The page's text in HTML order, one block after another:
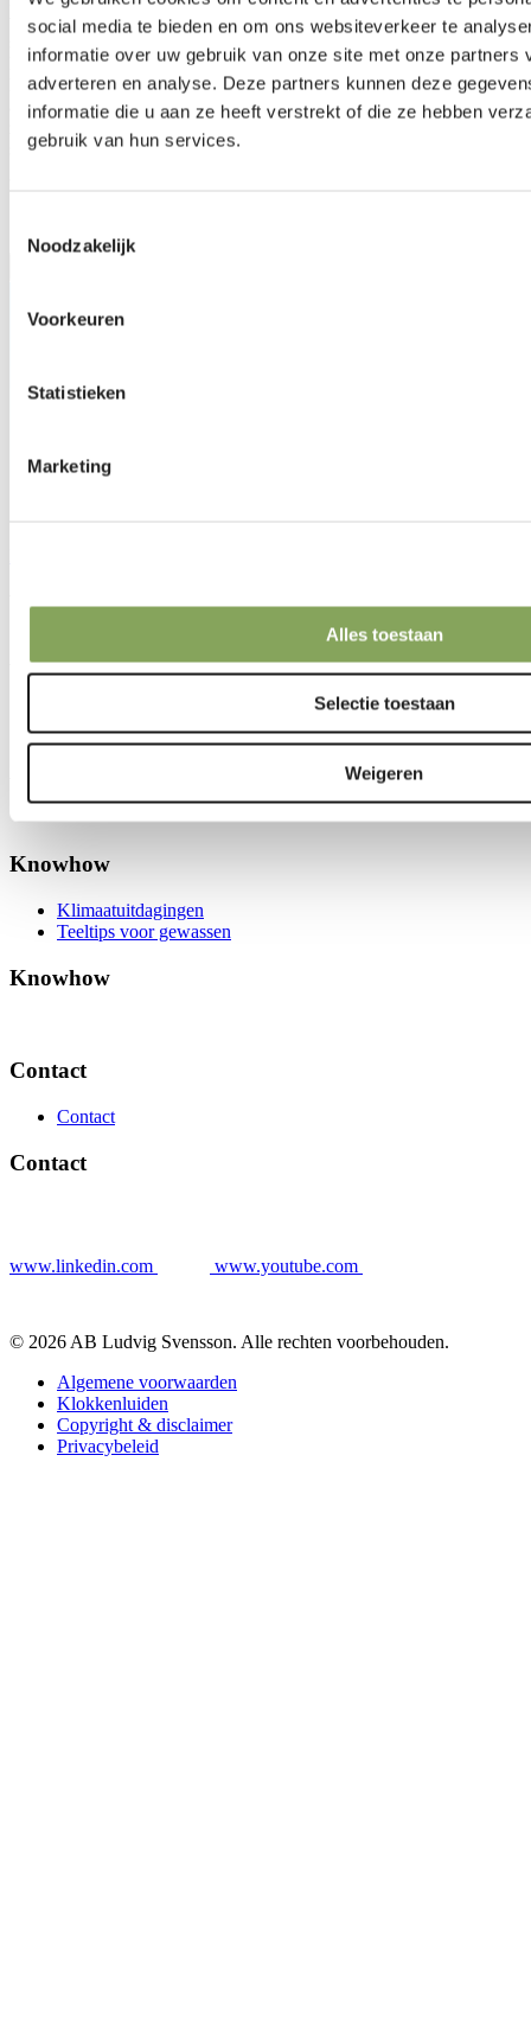
social media te bieden en om ons websiteverkeer te
informatie over uw gebruik van onze site met onze partners
adverteren en analyse. Deze partners kunnen deze
informatie die u aan ze heeft verstrekt of die ze hebben
gebruik van hun services.
Noodzakelijk
Voorkeuren
Statistieken
Marketing
Alles toestaan
Selectie toestaan
Weigeren
verlichting. Er waren enkele aanpassingen nodig om het nieuwe
hingen naast de truss, en we hebben ze eronder geïnstalleerd. We
hebben ook de bedrading voor de LED-lampen aangepast." De
aanpassingen werden vooraf met SchermNed besproken, wat
soepel. Hierdoor konden we ons werk effectief uitvoeren."
We can make your climate work.
Artikelen
Knowhow
Klimaatuitdagingen
Teeltips voor gewassen
Knowhow
Contact
Contact
Contact
www.linkedin.com www.youtube.com
© 2026 AB Ludvig Svensson. Alle rechten voorbehouden.
Algemene voorwaarden
Klokkenluiden
Copyright & disclaimer
Privacybeleid